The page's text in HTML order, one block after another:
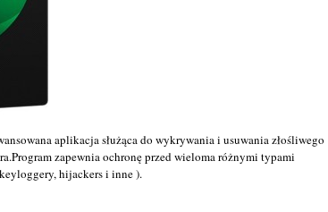
aplikacja służąca do wykrywania i usuwania złośliwego
zapewnia ochronę przed wieloma różnymi typami
hijackers i inne ).